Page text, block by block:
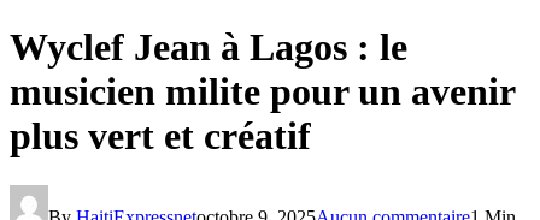
Wyclef Jean à Lagos : le
musicien milite pour un avenir
plus vert et créatif